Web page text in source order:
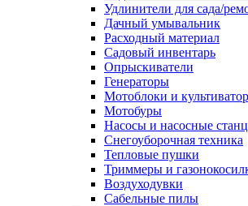
Удлинители для сада/
Дачный умывальник
Расходный материал
Садовый инвентарь
Опрыскиватели
Генераторы
Мотоблоки и
Мотобуры
Насосы и насосные
Снегоуборочная техника
Тепловые пушки
Триммеры и
Воздуходувки
Сабельные пилы